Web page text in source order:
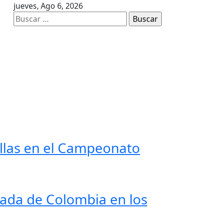
jueves, Ago 6, 2026
Buscar:
en el Campeonato
de Colombia en los